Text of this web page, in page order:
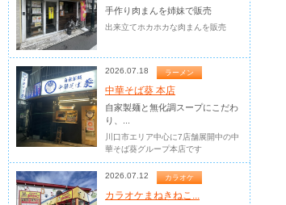
手作り肉まんを姉妹で販売
出来立てホカホカな肉まんを販売
2026.07.18 ラーメン
中華そば葵 本店
自家製麺と無化調スープにこだわ
り、...
川口市エリア中心に7店舗展開中の中
華そば葵グループ本店です
2026.07.12 カラオケ
カラオケまねきねこ...